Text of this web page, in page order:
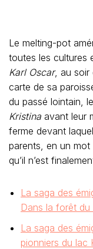
Le melting-pot
toutes les cultures
Karl Oscar, au soir
carte de sa
du passé lointain,
Kristina avant leur
ferme devant
parents, en un mot
qu’il n’est
La saga des
Dans la forêt du
La saga des
pionniers du lac